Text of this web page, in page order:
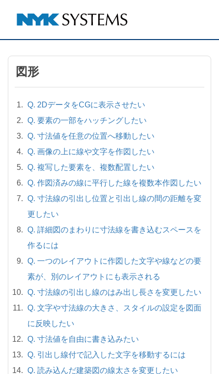
図形
Q. 2DデータをCGに表示させたい
Q. 要素の一部をハッチングしたい
Q. 寸法値を任意の位置へ移動したい
Q. 画像の上に線や文字を作図したい
Q. 複写した要素を、複数配置したい
Q. 作図済みの線に平行した線を複数本作図したい
Q. 寸法線の引出し位置と引出し線の間の距離を変
更したい
Q. 詳細図のまわりに寸法線を書き込むスペースを
作るには
Q. 一つのレイアウトに作図した文字や線などの要
素が、別のレイアウトにも表示される
Q. 寸法線の引出し線のはみ出し長さを変更したい
Q. 文字や寸法線の大きさ、スタイルの設定を図面
に反映したい
Q. 寸法値を自由に書き込みたい
Q. 引出し線付で記入した文字を移動するには
Q. 読み込んだ建築図の線太さを変更したい